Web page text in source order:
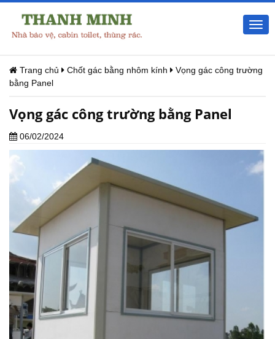
Trang chủ Chốt gác bằng nhôm kính
Vọng gác công trường
bằng Panel
Vọng gác công trường bằng Panel
06/02/2024